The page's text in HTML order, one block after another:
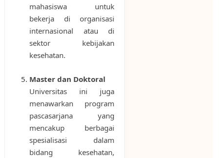
mahasiswa untuk
bekerja di organisasi
internasional atau di
sektor kebijakan
kesehatan.
Master dan Doktoral
Universitas ini juga
menawarkan program
pascasarjana yang
mencakup berbagai
spesialisasi dalam
bidang kesehatan,